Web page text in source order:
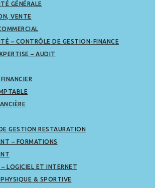
GÉNÉRALE
VENTE
– CONTRÔLE DE GESTION-FINANCE
– AUDIT
GESTION RESTAURATION
– FORMATIONS
– LOGICIEL ET INTERNET
& SPORTIVE